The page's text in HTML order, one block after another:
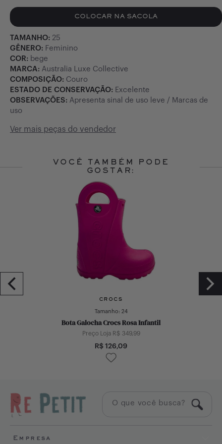
COLOCAR NA SACOLA
TAMANHO: 25
GÊNERO: Feminino
COR: bege
MARCA: Australia Luxe Collective
COMPOSIÇÃO: Couro
ESTADO DE CONSERVAÇÃO: Excelente
OBSERVAÇÕES: Apresenta sinal de uso leve / Marcas de
uso
Ver mais peças do vendedor
VOCÊ TAMBÉM PODE
GOSTAR:
CROCS
Tamanho: 24
Bota Galocha Crocs Rosa Infantil
Preço Loja R$ 349,99
R$ 126,09
Empresa